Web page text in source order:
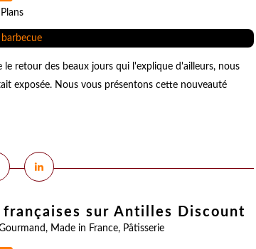
retour des beaux jours qui l'explique d'ailleurs, nous
exposée. Nous vous présentons cette nouveauté
sur Antilles Discount
, Made in France, Pâtisserie